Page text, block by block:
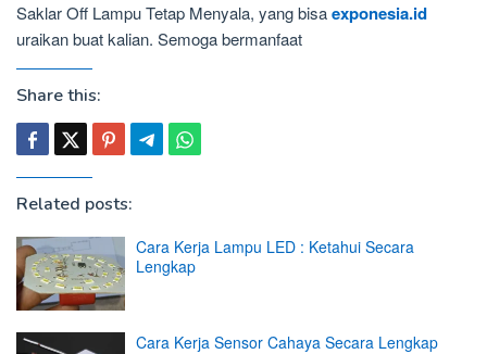
Saklar Off Lampu Tetap Menyala, yang bisaexponesia.id
uraikan buat kalian. Semoga bermanfaat
Share this:
Related posts:
Cara Kerja Lampu LED : Ketahui Secara
Lengkap
Cara Kerja Sensor Cahaya Secara Lengkap